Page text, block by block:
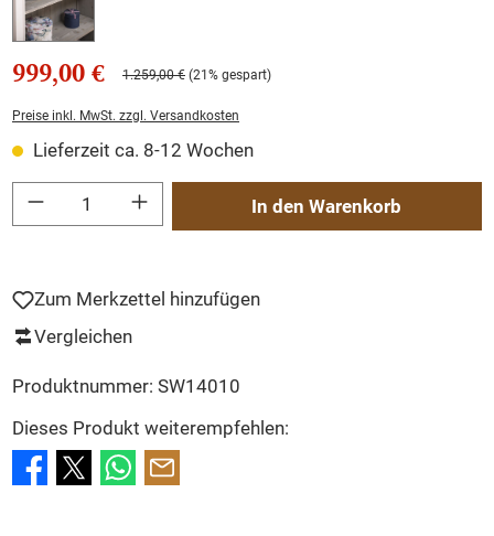
999,00 € 1.259,00 € (21% gespart)
Preise inkl. MwSt. zzgl. Versandkosten
Lieferzeit ca. 8-12 Wochen
Produkt Anzahl: Gib den gewünschten Wert ein oder benutze die Schaltflächen
In den Warenkorb
Zum Merkzettel hinzufügen
Vergleichen
Produktnummer: SW14010
Dieses Produkt weiterempfehlen: